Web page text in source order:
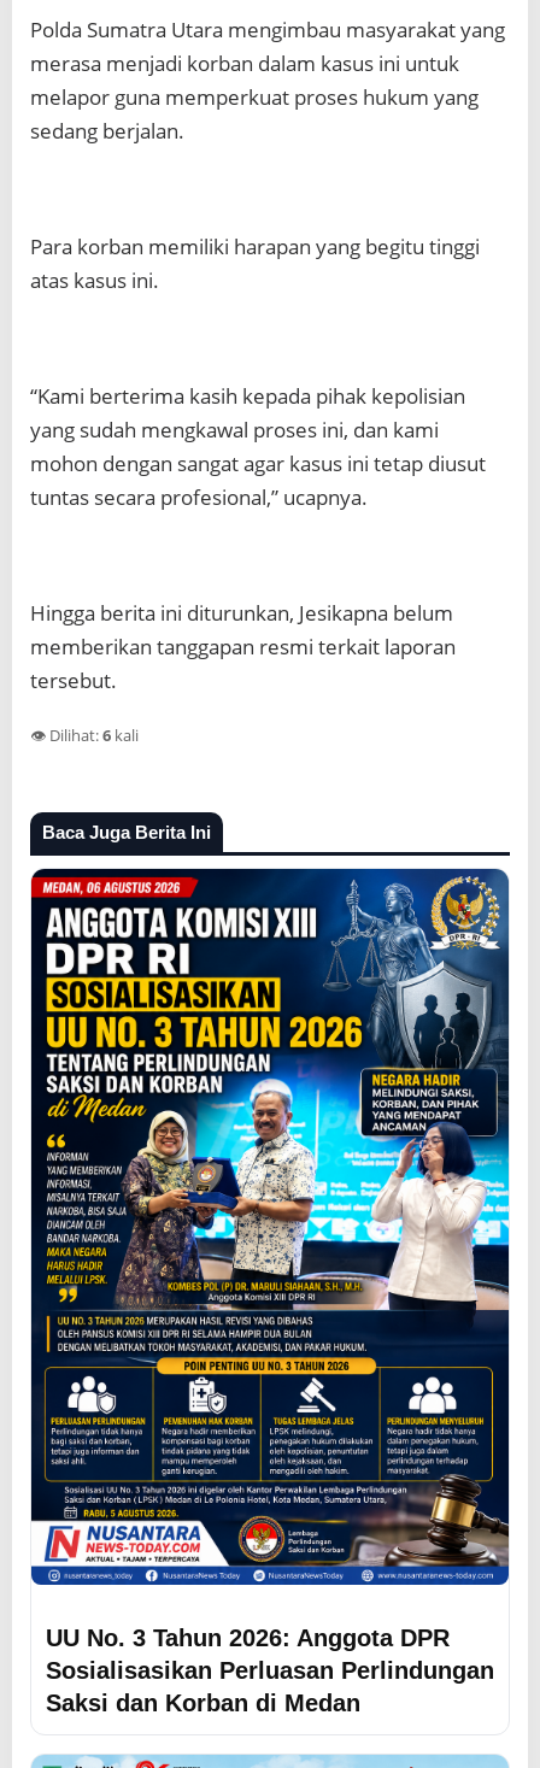
Polda Sumatra Utara mengimbau masyarakat yang
merasa menjadi korban dalam kasus ini untuk
melapor guna memperkuat proses hukum yang
sedang berjalan.
Para korban memiliki harapan yang begitu tinggi
atas kasus ini.
“Kami berterima kasih kepada pihak kepolisian
yang sudah mengkawal proses ini, dan kami
mohon dengan sangat agar kasus ini tetap diusut
tuntas secara profesional,” ucapnya.
Hingga berita ini diturunkan, Jesikapna belum
memberikan tanggapan resmi terkait laporan
tersebut.
👁️ Dilihat:6 kali
Baca Juga Berita Ini
UU No. 3 Tahun 2026: Anggota DPR
Sosialisasikan Perluasan Perlindungan
Saksi dan Korban di Medan